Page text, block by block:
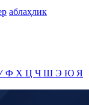
аблаҳлик
Ф Х Ц Ч Ш Э Ю Я